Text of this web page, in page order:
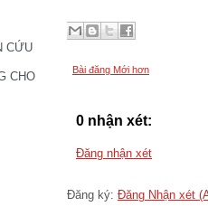
CỨU
CHO
Bài đăng Mới hơn
0 nhận xét:
Đăng nhận xét
Đăng ký: Đăng Nhận xét